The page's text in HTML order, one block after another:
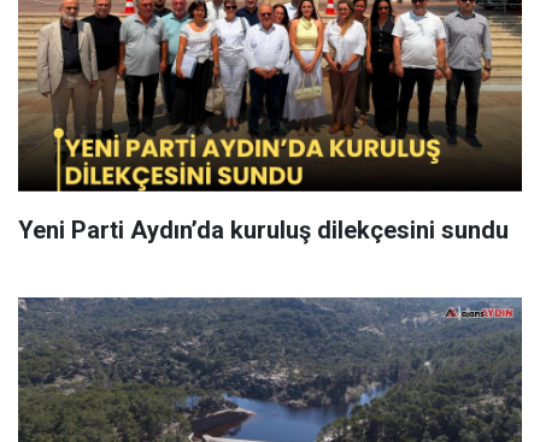
Yeni Parti Aydın’da kuruluş dilekçesini sundu